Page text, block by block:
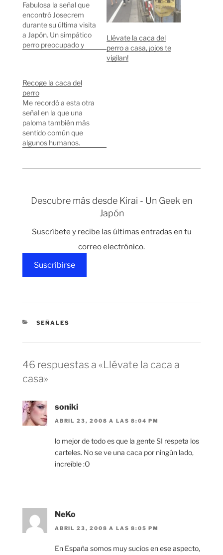
Fabulosa la señal que
encontró Josecrem
durante su última visita
a Japón. Un simpático
perro preocupado y
Estas son otras dos
señales parecidas que
me he encontrado por
Tokyo, pero creo que la
más chula es la que
capturó…
Llévate la caca del
perro a casa, ¡ojos te
vigilan!
Recoge la caca del
perro
Me recordó a esta otra
señal en la que una
paloma también más
sentido común que
algunos humanos.
Descubre más desde Kirai - Un Geek en
Japón
Suscríbete y recibe las últimas entradas en tu
correo electrónico.
Suscribirse
CATEGORÍAS
SEÑALES
46 respuestas a «Llévate la caca a
casa»
soniki
ABRIL 23, 2008 A LAS 8:04 PM
lo mejor de todo es que la gente SI respeta los
carteles. No se ve una caca por ningún lado,
increíble :O
NeKo
ABRIL 23, 2008 A LAS 8:05 PM
En España somos muy sucios en ese aspecto,